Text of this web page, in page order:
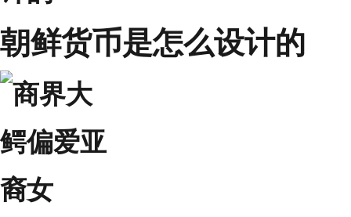
朝鲜货币是怎么设计的